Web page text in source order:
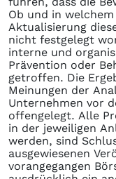
Ob und in
Aktualisierung
nicht festgelegt
interne und
Prävention oder
getroffen. Die
Meinungen der
Unternehmen vor
offengelegt. Alle
in der jeweiligen
werden, sind
ausgewiesenen
vorangegangen